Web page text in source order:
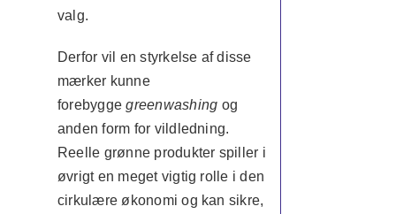
valg.
Derfor vil en styrkelse af disse
mærker kunne
forebyggegreenwashing og
anden form for vildledning.
Reelle grønne produkter spiller i
øvrigt en meget vigtig rolle i den
cirkulære økonomi og kan sikre,